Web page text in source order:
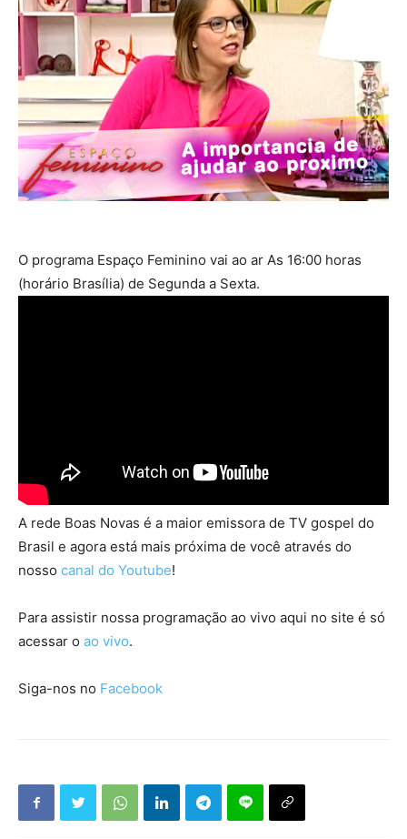
O programa Espaço Feminino vai ao ar As 16:00 horas
(horário Brasília) de Segunda a Sexta.
A rede Boas Novas é a maior emissora de TV gospel do
Brasil e agora está mais próxima de você através do
nosso canal do Youtube!
Para assistir nossa programação ao vivo aqui no site é só
acessar o ao vivo.
Siga-nos no Facebook